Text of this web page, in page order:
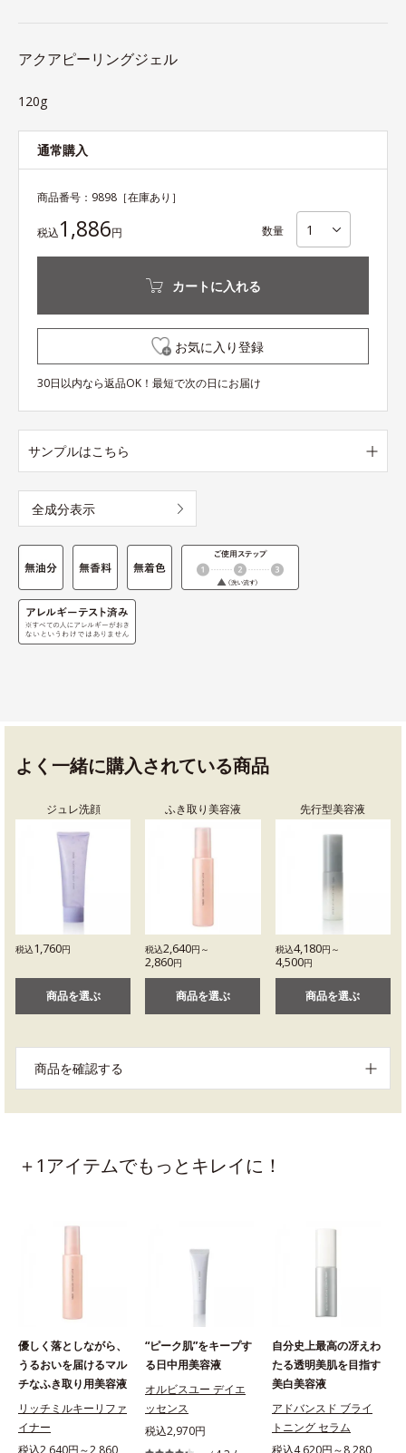
アクアピーリングジェル
120g
通常購入
商品番号： 9898 ［在庫あり］
税込1,886円 数量
カートに入れる
お気に入り登録
30日以内なら返品OK！最短で次の日にお届け
サンプルはこちら
全成分表示
よく一緒に購入されている商品
ジュレ洗顔
税込1,760円
商品を選ぶ
ふき取り美容液
税込2,640円～
2,860円
商品を選ぶ
先行型美容液
税込4,180円～
4,500円
商品を選ぶ
商品を確認する
＋1アイテムでもっとキレイに！
優しく落としながら、
うるおいを届けるマル
チなふき取り用美容液
リッチミルキーリファ
イナー
“ピーク肌”をキープす
る日中用美容液
オルビスユー デイエ
ッセンス
税込2,970円
自分史上最高の冴えわ
たる透明美肌を目指す
美白美容液
アドバンスド ブライ
トニング セラム